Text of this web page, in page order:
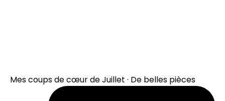
Mes coups de cœur de Juillet · De belles pièces